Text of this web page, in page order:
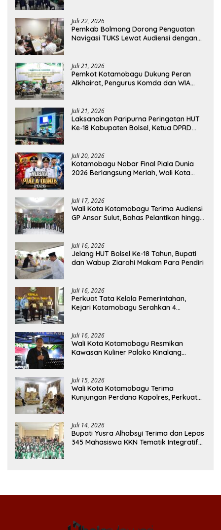
Juli 22, 2026
Pemkab Bolmong Dorong Penguatan
Navigasi TUKS Lewat Audiensi dengan
Juli 21, 2026
Pemkot Kotamobagu Dukung Peran
Alkhairat, Pengurus Komda dan WIA
Juli 21, 2026
Laksanakan Paripurna Peringatan HUT
Ke-18 Kabupaten Bolsel, Ketua DPRD
Juli 20, 2026
Kotamobagu Nobar Final Piala Dunia
2026 Berlangsung Meriah, Wali Kota
Juli 17, 2026
Wali Kota Kotamobagu Terima Audiensi
GP Ansor Sulut, Bahas Pelantikan hingga
Juli 16, 2026
Jelang HUT Bolsel Ke-18 Tahun, Bupati
dan Wabup Ziarahi Makam Para Pendiri
Juli 16, 2026
Perkuat Tata Kelola Pemerintahan,
Kejari Kotamobagu Serahkan 4
Juli 16, 2026
Wali Kota Kotamobagu Resmikan
Kawasan Kuliner Paloko Kinalang
Juli 15, 2026
Wali Kota Kotamobagu Terima
Kunjungan Perdana Kapolres, Perkuat
Juli 14, 2026
Bupati Yusra Alhabsyi Terima dan Lepas
345 Mahasiswa KKN Tematik Integratif